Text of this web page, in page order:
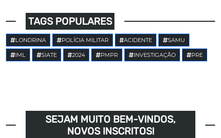
TAGS POPULARES
LONDRINA POLÍCIA MILITAR ACIDENTE SAMU
IML SIATE 2024 PMPR INVESTIGAÇÃO PRE
SEJAM MUITO BEM-VINDOS,
NOVOS INSCRITOS!